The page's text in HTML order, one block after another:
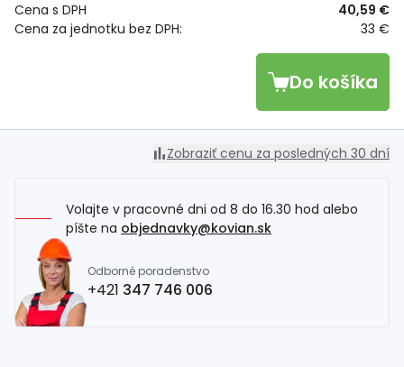
Cena za jednotku bez DPH: 33 €
Cena s DPH 40,59 €
Do košíka
Zobraziť cenu za posledných 30 dní
Volajte v pracovné dni od 8 do 16.30 hod alebo
píšte na objednavky@kovian.sk
Odborné poradenstvo
+421 347 746 006